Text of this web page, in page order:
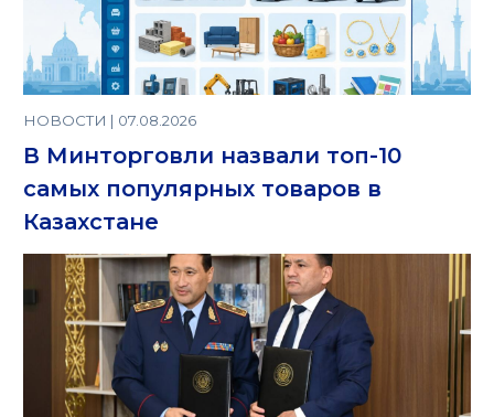
НОВОСТИ | 07.08.2026
В Минторговли назвали топ-10
самых популярных товаров в
Казахстане